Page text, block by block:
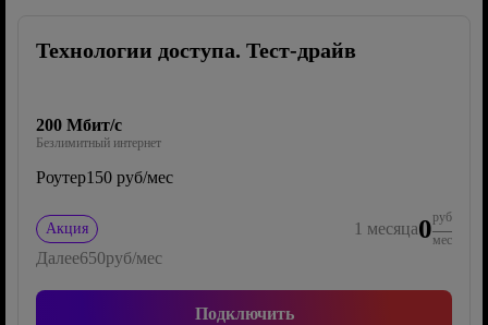
Технологии доступа. Тест-драйв
200 Мбит/с
Безлимитный интернет
Роутер150 руб/мес
Акция 1 месяца0руб
мес
Далее650руб/мес
Подключить